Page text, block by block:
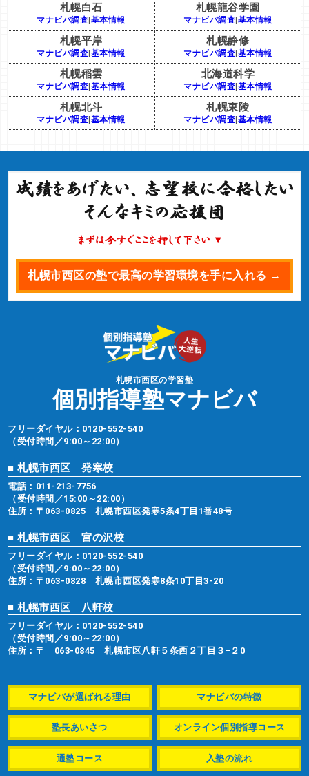
札幌白石
マナビバ調査 基本情報
札幌龍谷学園
マナビバ調査 基本情報
札幌平岸
マナビバ調査 基本情報
札幌静修
マナビバ調査 基本情報
札幌稲雲
マナビバ調査 基本情報
北海道科学
マナビバ調査 基本情報
札幌北斗
マナビバ調査 基本情報
札幌東陵
マナビバ調査 基本情報
札幌市西区の塾で最高の学習環境を手に入れる →
札幌市西区の学習塾
個別指導塾マナビバ
フリーダイヤル： 0120-552-540
（受付時間／9:00～22:00）
■ 札幌市西区 発寒校
電話： 011-213-7756
（受付時間／15:00～22:00）
住所：〒063-0825 札幌市西区発寒5条4丁目1番48号
■ 札幌市西区 宮の沢校
フリーダイヤル： 0120-552-540
（受付時間／9:00～22:00）
住所：〒063-0828 札幌市西区発寒8条10丁目3-20
■ 札幌市西区 八軒校
フリーダイヤル： 0120-552-540
（受付時間／9:00～22:00）
住所：〒 063-0845 札幌市区八軒５条西２丁目３−２0
マナビバが選ばれる理由 マナビバの特徴
塾長あいさつ オンライン個別指導コース
通塾コース 入塾の流れ